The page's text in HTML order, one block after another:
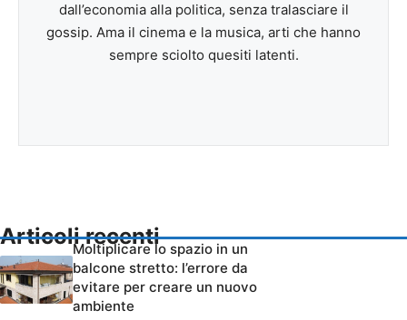
dall’economia alla politica, senza tralasciare il
gossip. Ama il cinema e la musica, arti che hanno
sempre sciolto quesiti latenti.
Articoli recenti
Moltiplicare lo spazio in un
balcone stretto: l’errore da
evitare per creare un nuovo
ambiente